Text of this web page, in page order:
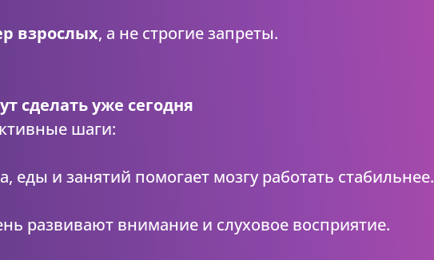
взрослых, а не строгие запреты.
сделать уже сегодня
шаги:
еды и занятий помогает мозгу работать стабильнее.
развивают внимание и слуховое восприятие.